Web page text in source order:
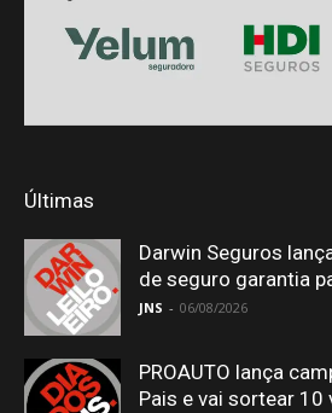
Últimas
Darwin Seguros
de seguro garantia
JNS - 06/08/2026
PROAUTO lança
Pais e vai sortear